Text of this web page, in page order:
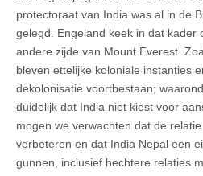
protectoraat van India was al in de
gelegd. Engeland keek in dat kader
andere zijde van Mount Everest.
bleven ettelijke koloniale instanties
dekolonisatie voortbestaan;
duidelijk dat India niet kiest voor
mogen we verwachten dat de
verbeteren en dat India Nepal een
gunnen, inclusief hechtere relaties